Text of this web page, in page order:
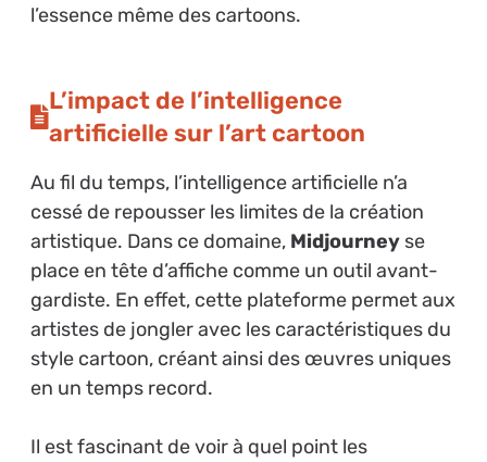
l’essence même des cartoons.
L’impact de l’intelligence
artificielle sur l’art cartoon
Au fil du temps, l’intelligence artificielle n’a
cessé de repousser les limites de la création
artistique. Dans ce domaine, Midjourneyse
place en tête d’affiche comme un outil avant-
gardiste. En effet, cette plateforme permet aux
artistes de jongler avec les caractéristiques du
style cartoon, créant ainsi des œuvres uniques
en un temps record.
Il est fascinant de voir à quel point les